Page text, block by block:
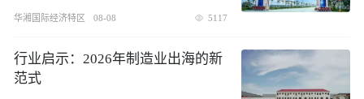
华湘国际经济特区 08-08 5117
行业启示：2026年制造业出海的新
范式